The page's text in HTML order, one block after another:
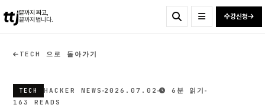
ttj끝까지 짜고,
끝까지 법니다.
수강신청
TECH 으로 돌아가기
TECH HACKER NEWS 2026.07.02
6분 읽기
163 READS